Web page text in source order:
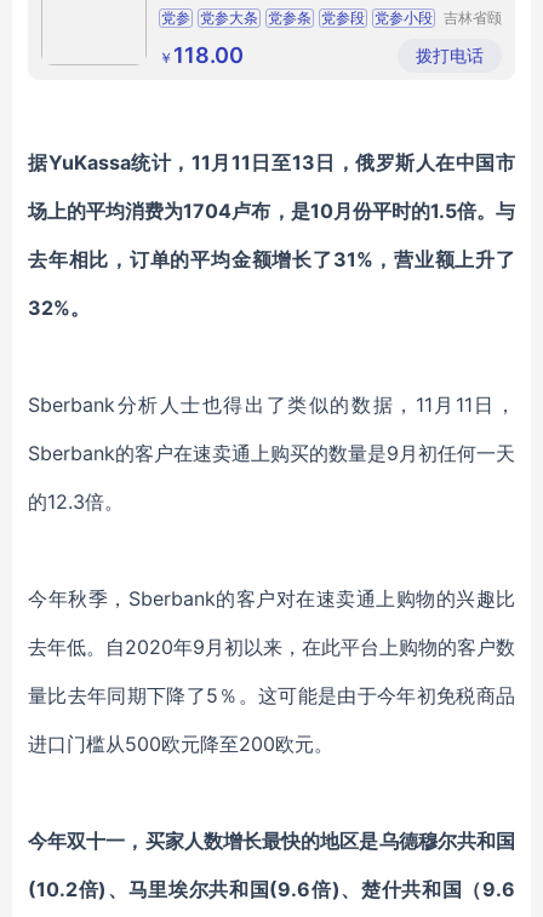
党参 党参大条 党参条 党参段 党参小段 吉林省颐
有限公司
￥ 118.00 拨打电话
据YuKassa统计，11月11日至13日，俄罗斯人在中国市
场上的平均消费为1704卢布，是10月份平时的1.5倍。与
去年相比，订单的平均金额增长了31%，营业额上升了
32%。
Sberbank分析人士也得出了类似的数据，11月11日，
Sberbank的客户在速卖通上购买的数量是9月初任何一天
的12.3倍。
今年秋季，Sberbank的客户对在速卖通上购物的兴趣比
去年低。自2020年9月初以来，在此平台上购物的客户数
量比去年同期下降了5％。这可能是由于今年初免税商品
进口门槛从500欧元降至200欧元。
今年双十一，买家人数增长最快的地区是乌德穆尔共和国
(10.2倍)、马里埃尔共和国(9.6倍)、楚什共和国（9.6